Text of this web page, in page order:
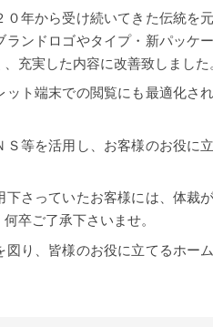
年から受け続いてきた伝統を
ンドロゴやタイプ・新パッケ
充実した内容に改善致しました。
ット端末での閲覧にも最適化さ
等を活用し、お客様のお役に
さっていたお客様には、体裁
卒ご了承下さいませ。
図り、皆様のお役に立てるホー